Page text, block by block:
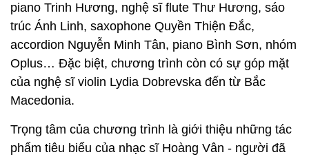
piano Trinh Hương, nghệ sĩ flute Thư Hương, sáo
trúc Ánh Linh, saxophone Quyền Thiện Đắc,
accordion Nguyễn Minh Tân, piano Bình Sơn, nhóm
Oplus… Đặc biệt, chương trình còn có sự góp mặt
của nghệ sĩ violin Lydia Dobrevska đến từ Bắc
Macedonia.
Trọng tâm của chương trình là giới thiệu những tác
phẩm tiêu biểu của nhạc sĩ Hoàng Vân - người đã